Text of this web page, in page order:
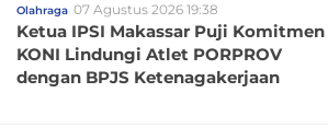
Olahraga 07 Agustus 2026 19:38
Ketua IPSI Makassar Puji Komitmen
KONI Lindungi Atlet PORPROV
dengan BPJS Ketenagakerjaan